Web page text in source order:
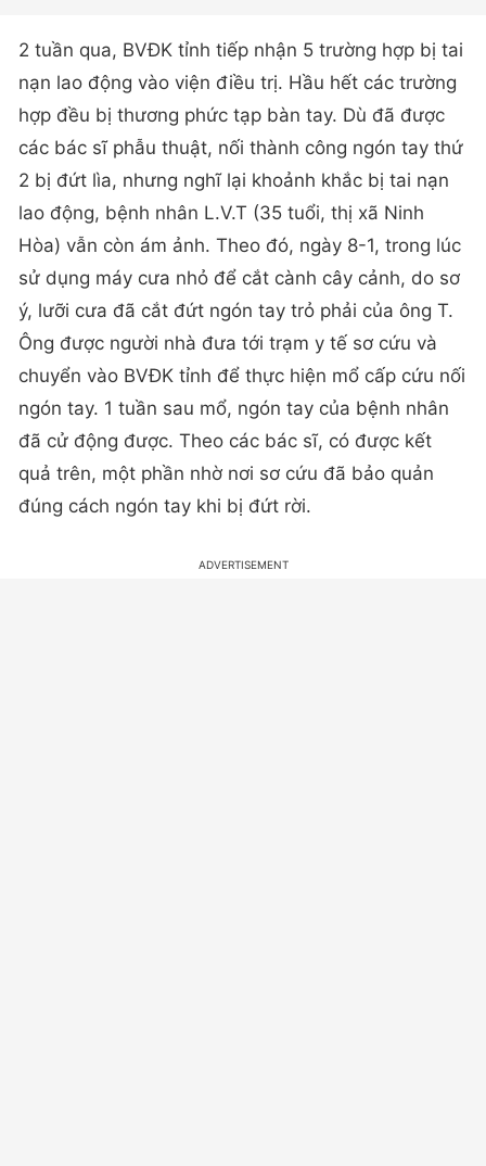
2 tuần qua, BVĐK tỉnh tiếp nhận 5 trường hợp bị tai
nạn lao động vào viện điều trị. Hầu hết các trường
hợp đều bị thương phức tạp bàn tay. Dù đã được
các bác sĩ phẫu thuật, nối thành công ngón tay thứ
2 bị đứt lìa, nhưng nghĩ lại khoảnh khắc bị tai nạn
lao động, bệnh nhân L.V.T (35 tuổi, thị xã Ninh
Hòa) vẫn còn ám ảnh. Theo đó, ngày 8-1, trong lúc
sử dụng máy cưa nhỏ để cắt cành cây cảnh, do sơ
ý, lưỡi cưa đã cắt đứt ngón tay trỏ phải của ông T.
Ông được người nhà đưa tới trạm y tế sơ cứu và
chuyển vào BVĐK tỉnh để thực hiện mổ cấp cứu nối
ngón tay. 1 tuần sau mổ, ngón tay của bệnh nhân
đã cử động được. Theo các bác sĩ, có được kết
quả trên, một phần nhờ nơi sơ cứu đã bảo quản
đúng cách ngón tay khi bị đứt rời.